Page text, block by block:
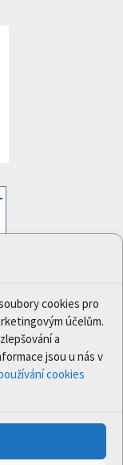
cookies pro
účelům.
a
jsou u nás v
cookies
z finančního
stránkách
Evropská
informací